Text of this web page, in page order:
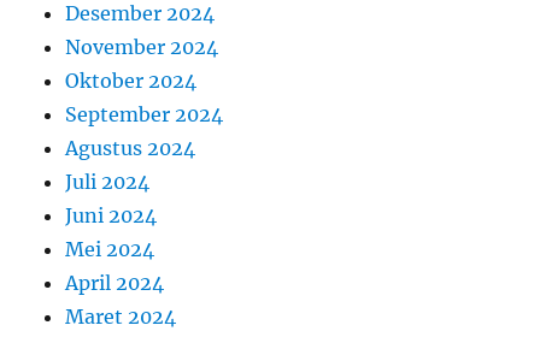
Desember 2024
November 2024
Oktober 2024
September 2024
Agustus 2024
Juli 2024
Juni 2024
Mei 2024
April 2024
Maret 2024